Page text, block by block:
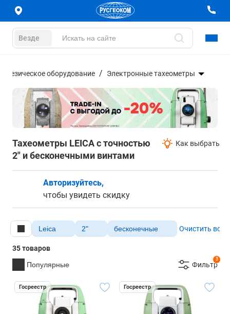
Везде
оборудование Электронные тахеометры
Тахеометры LEICA с точностью
2" и бесконечными винтами
Как выбрать
Авторизуйтесь,
чтобы увидеть скидку
Leica 2" бесконечные Очистить все
35 товаров
Популярные
3
Фильтр
Госреестр Госреестр